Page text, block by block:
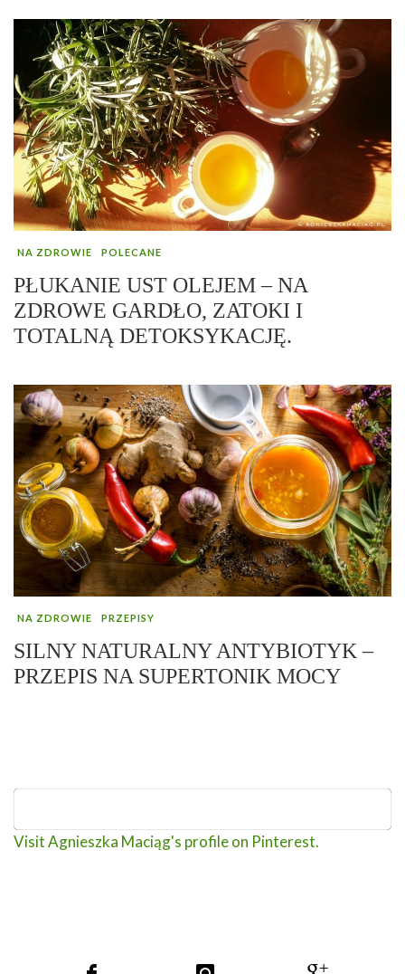
NA ZDROWIE POLECANE
PŁUKANIE UST OLEJEM – NA
ZDROWE GARDŁO, ZATOKI I
TOTALNĄ DETOKSYKACJĘ.
NA ZDROWIE PRZEPISY
SILNY NATURALNY ANTYBIOTYK –
PRZEPIS NA SUPERTONIK MOCY
Visit Agnieszka Maciąg's profile on Pinterest.